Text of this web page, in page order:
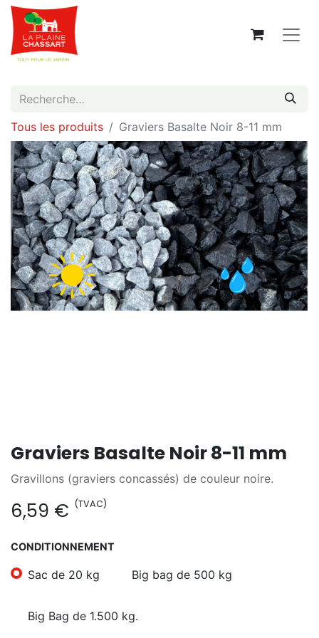
Tous les produits Graviers Basalte Noir 8-11 mm
Graviers Basalte Noir 8-11 mm
Gravillons (graviers concassés) de couleur noire.
6,59 € (TVAC)
CONDITIONNEMENT
Sac de 20 kg Big bag de 500 kg
Big Bag de 1.500 kg.